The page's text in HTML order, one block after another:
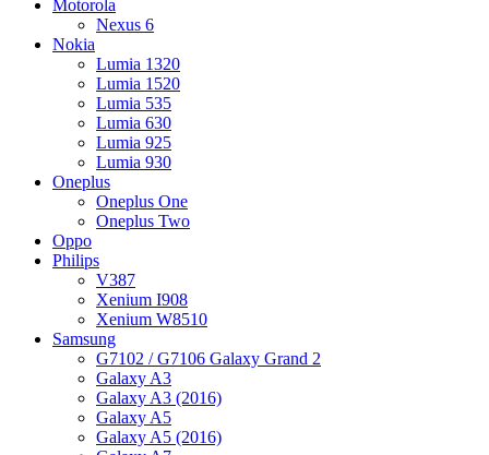
Motorola
Nexus 6
Nokia
Lumia 1320
Lumia 1520
Lumia 535
Lumia 630
Lumia 925
Lumia 930
Oneplus
Oneplus One
Oneplus Two
Oppo
Philips
V387
Xenium I908
Xenium W8510
Samsung
G7102 / G7106 Galaxy Grand 2
Galaxy A3
Galaxy A3 (2016)
Galaxy A5
Galaxy A5 (2016)